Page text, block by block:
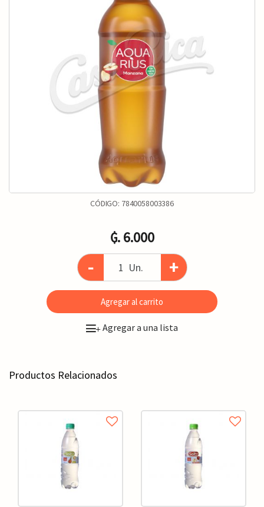
CÓDIGO: 7840058003386
₲. 6.000
- Un. +
Agregar al carrito
+Agregar a una lista
Productos Relacionados